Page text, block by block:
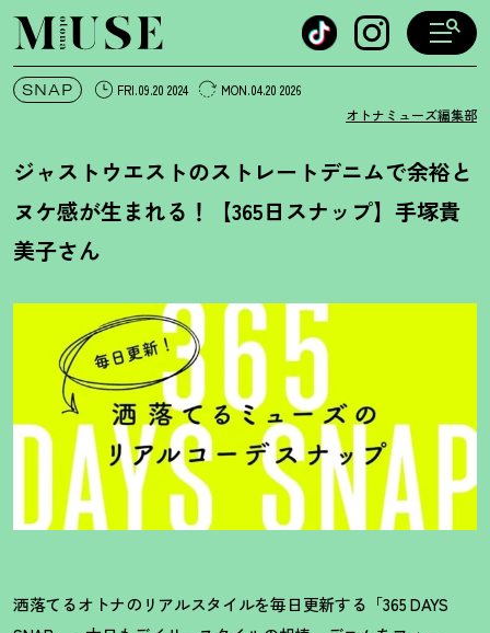
オトナミューズ ウェブ
SNAP FRI.09.20 2024 MON.04.20 2026
オトナミューズ編集部
ジャストウエストのストレートデニムで余裕と
ヌケ感が生まれる ！
【365日スナップ】手塚貴
美子さん
洒落てるオトナのリアルスタイルを毎日更新する「365 DAYS